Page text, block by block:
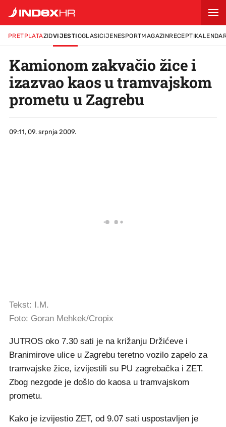
PRETPLATAZIDVIJESTIOGLASICIJENESPORTMAGAZINRECEPTI
Kamionom zakvačio žice i
izazvao kaos u tramvajskom
prometu u Zagrebu
09:11, 09. srpnja 2009.
Tekst: I.M.
Foto: Goran Mehkek/Cropix
JUTROS oko 7.30 sati je na križanju Držićeve i
Branimirove ulice u Zagrebu teretno vozilo zapelo za
tramvajske žice, izvijestili su PU zagrebačka i ZET.
Zbog nezgode je došlo do kaosa u tramvajskom
prometu.
Kako je izvijestio ZET, od 9.07 sati uspostavljen je